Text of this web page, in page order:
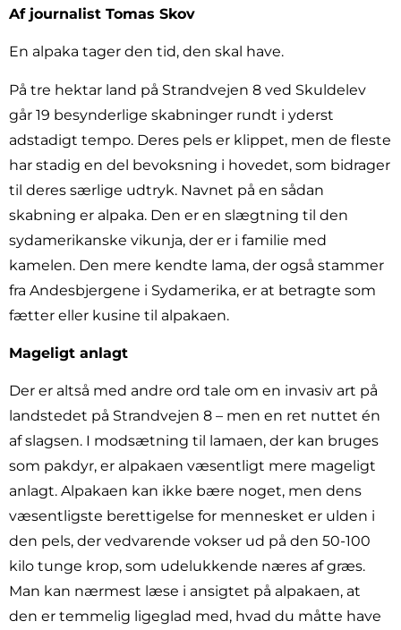
Af journalist Tomas Skov
En alpaka tager den tid, den skal have.
På tre hektar land på Strandvejen 8 ved Skuldelev
går 19 besynderlige skabninger rundt i yderst
adstadigt tempo. Deres pels er klippet, men de fleste
har stadig en del bevoksning i hovedet, som bidrager
til deres særlige udtryk. Navnet på en sådan
skabning er alpaka. Den er en slægtning til den
sydamerikanske vikunja, der er i familie med
kamelen. Den mere kendte lama, der også stammer
fra Andesbjergene i Sydamerika, er at betragte som
fætter eller kusine til alpakaen.
Mageligt anlagt
Der er altså med andre ord tale om en invasiv art på
landstedet på Strandvejen 8 – men en ret nuttet én
af slagsen. I modsætning til lamaen, der kan bruges
som pakdyr, er alpakaen væsentligt mere mageligt
anlagt. Alpakaen kan ikke bære noget, men dens
væsentligste berettigelse for mennesket er ulden i
den pels, der vedvarende vokser ud på den 50-100
kilo tunge krop, som udelukkende næres af græs.
Man kan nærmest læse i ansigtet på alpakaen, at
den er temmelig ligeglad med, hvad du måtte have